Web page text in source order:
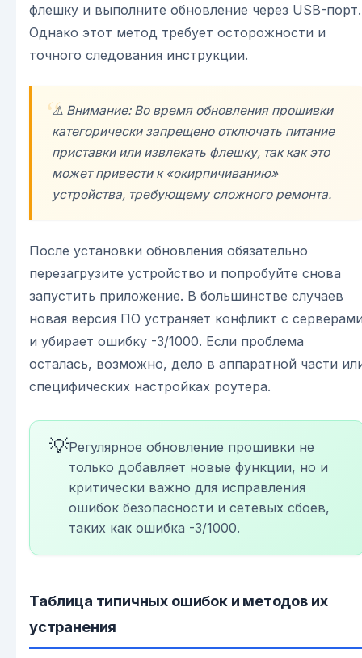
флешку и выполните обновление через USB-порт.
Однако этот метод требует осторожности и
точного следования инструкции.
⚠️ Внимание: Во время обновления прошивки
категорически запрещено отключать питание
приставки или извлекать флешку, так как это
может привести к «окирпичиванию»
устройства, требующему сложного ремонта.
После установки обновления обязательно
перезагрузите устройство и попробуйте снова
запустить приложение. В большинстве случаев
новая версия ПО устраняет конфликт с
и убирает ошибку -3/1000. Если проблема
осталась, возможно, дело в аппаратной части
специфических настройках роутера.
💡Регулярное обновление прошивки не
только добавляет новые функции, но и
критически важно для исправления
ошибок безопасности и сетевых сбоев,
таких как ошибка -3/1000.
Таблица типичных ошибок и методов их
устранения